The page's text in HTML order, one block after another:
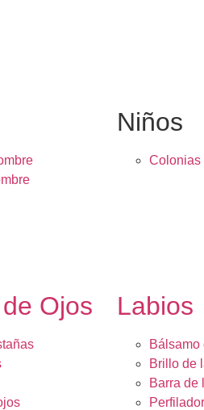
Niños
Colonias
Ojos Labios
Bálsamo
Brillo de
Barra de